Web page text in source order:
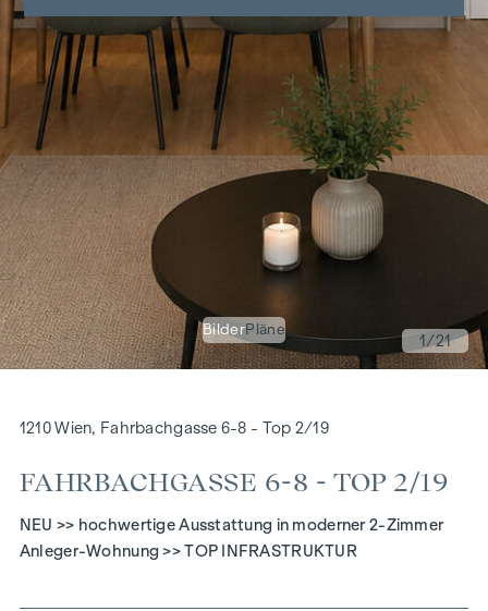
BilderPläne
1/21
1210 Wien, Fahrbachgasse 6-8 - Top 2/19
FAHRBACHGASSE 6-8 - TOP 2/19
NEU >> hochwertige Ausstattung in moderner 2-Zimmer
Anleger-Wohnung >> TOP INFRASTRUKTUR